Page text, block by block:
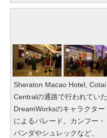
Sheraton Macao Hotel, Cotai
Centralの通路で行われていた
DreamWorksのキャラクター
によるパレード。カンフー・
パンダやシュレックなど、